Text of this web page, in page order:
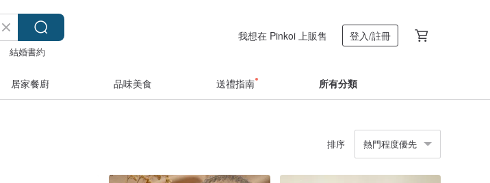
結婚書約
我想在 Pinkoi 上販售 登入/註冊
居家餐廚 品味美食 送禮指南 所有分類
排序 熱門程度優先